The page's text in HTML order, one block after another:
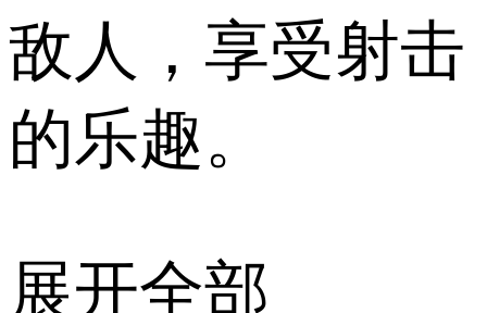
敌人，享受射击
的乐趣。
展开全部